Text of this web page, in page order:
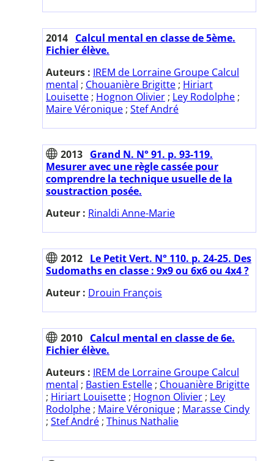
2014 Calcul mental en classe de 5ème.
Fichier élève.
Auteurs : IREM de Lorraine Groupe Calcul
mental ; Chouanière Brigitte ; Hiriart
Louisette ; Hognon Olivier ; Ley Rodolphe ;
Maire Véronique ; Stef André
2013 Grand N. N° 91. p. 93-119.
Mesurer avec une règle cassée pour
comprendre la technique usuelle de la
soustraction posée.
Auteur : Rinaldi Anne-Marie
2012 Le Petit Vert. N° 110. p. 24-25. Des
Sudomaths en classe : 9x9 ou 6x6 ou 4x4 ?
Auteur : Drouin François
2010 Calcul mental en classe de 6e.
Fichier élève.
Auteurs : IREM de Lorraine Groupe Calcul
mental ; Bastien Estelle ; Chouanière Brigitte
; Hiriart Louisette ; Hognon Olivier ; Ley
Rodolphe ; Maire Véronique ; Marasse Cindy
; Stef André ; Thinus Nathalie